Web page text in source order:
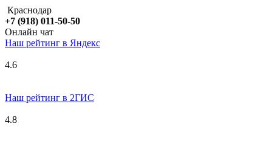
Краснодар
+7 (918) 011-50-50
Онлайн чат
Наш рейтинг в Яндекс
4.6
Наш рейтинг в 2ГИС
4.8